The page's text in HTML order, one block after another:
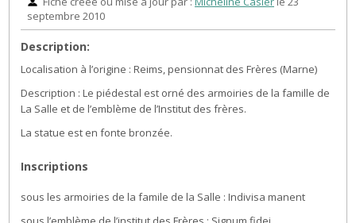
septembre 2010
Description:
Localisation à l’origine : Reims, pensionnat des Frères (Marne)
Description : Le piédestal est orné des armoiries de la famille de
La Salle et de l’emblème de l’Institut des frères.
La statue est en fonte bronzée.
Inscriptions
sous les armoiries de la famile de la Salle : Indivisa manent